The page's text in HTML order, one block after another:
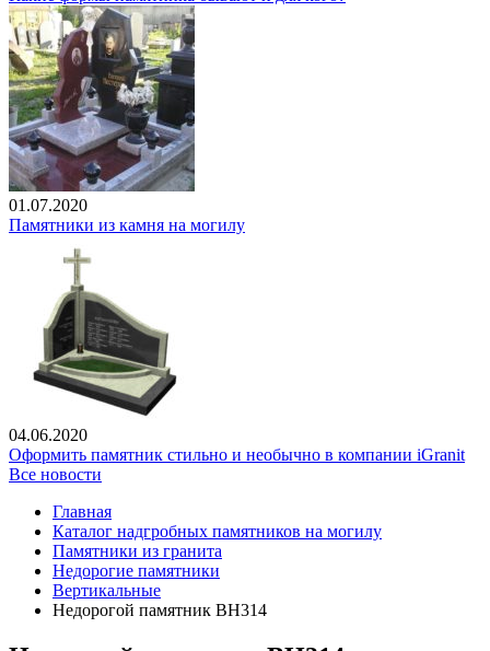
01.07.2020
Памятники из камня на могилу
04.06.2020
Оформить памятник стильно и необычно в компании iGranit
Все новости
Главная
Каталог надгробных памятников на могилу
Памятники из гранита
Недорогие памятники
Вертикальные
Недорогой памятник ВН314